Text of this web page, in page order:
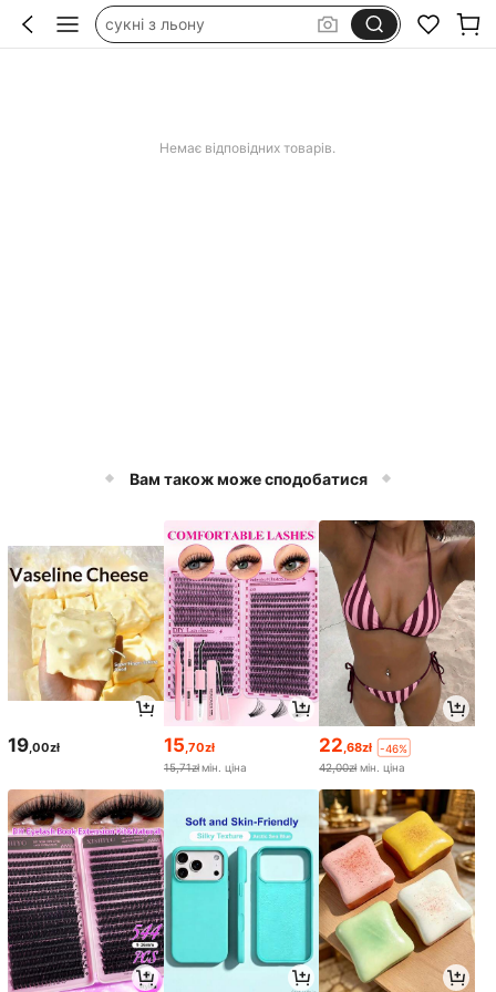
сукні з льону
Немає відповідних товарів.
Вам також може сподобатися
19 ,00zł 15 ,70zł
15,71złмін. ціна
22 ,68zł
-46%
42,00zł мін. ціна